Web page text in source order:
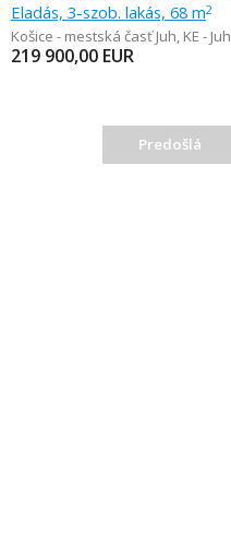
Eladás, 3-szob. lakás, 68 m2
Košice - mestská časť Juh, KE - Juh
219 900,00 EUR
Predošlá